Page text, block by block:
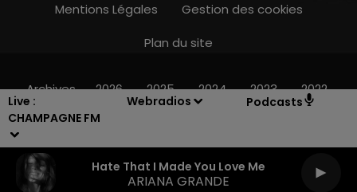
Live :
CHAMPAGNE FM
Webradios Podcasts
Hate That I Made You Love Me
ARIANA GRANDE
Mentions Légales
Gestion des cookies
Plan du site
Archives 2026 2025 2024 2023 2022